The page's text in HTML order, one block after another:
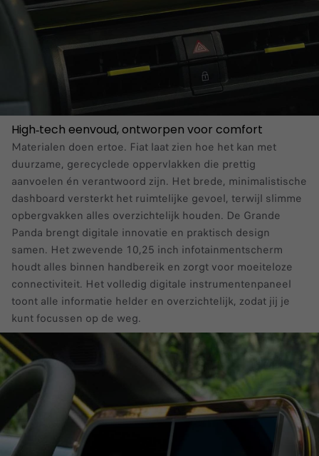
High‑tech eenvoud, ontworpen voor comfort
Materialen doen ertoe. Fiat laat zien hoe het kan met
duurzame, gerecyclede oppervlakken die prettig
aanvoelen én verantwoord zijn. Het brede, minimalistische
dashboard versterkt het ruimtelijke gevoel, terwijl slimme
opbergvakken alles overzichtelijk houden. De Grande
Panda brengt digitale innovatie en praktisch design
samen. Het zwevende 10,25 inch infotainmentscherm
houdt alles binnen handbereik en zorgt voor moeiteloze
connectiviteit. Het volledig digitale instrumentenpaneel
toont alle informatie helder en overzichtelijk, zodat jij je
kunt focussen op de weg.